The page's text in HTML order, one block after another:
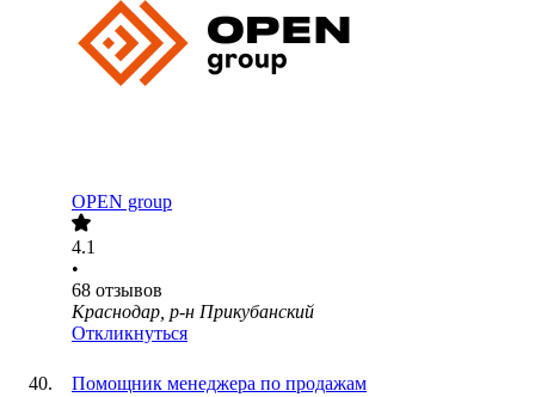
OPEN group
4.1
•
68 отзывов
Краснодар, р-н Прикубанский
Откликнуться
Помощник менеджера по продажам